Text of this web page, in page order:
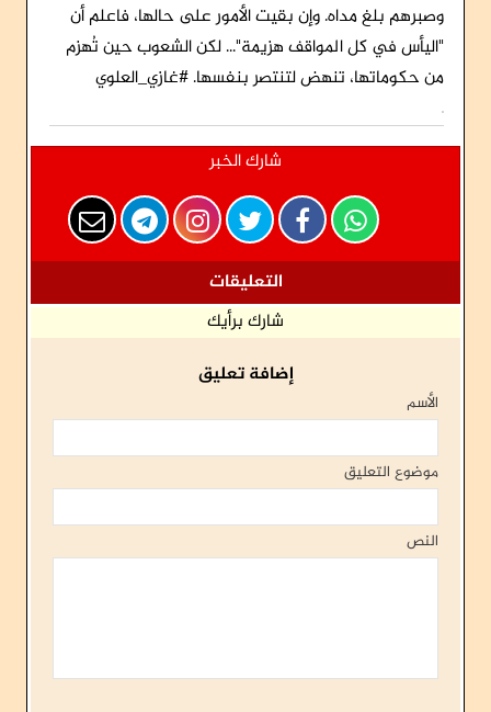
وصبرهم بلغ مداه. وإن بقيت الأمور على حالها، فاعلم أن
"اليأس في كل المواقف هزيمة"... لكن الشعوب حين تُهزم
من حكوماتها، تنهض لتنتصر بنفسها. #غازي_العلوي
شارك الخبر
التعليقات
شارك برأيك
إضافة تعليق
الأسم
موضوع التعليق
النص